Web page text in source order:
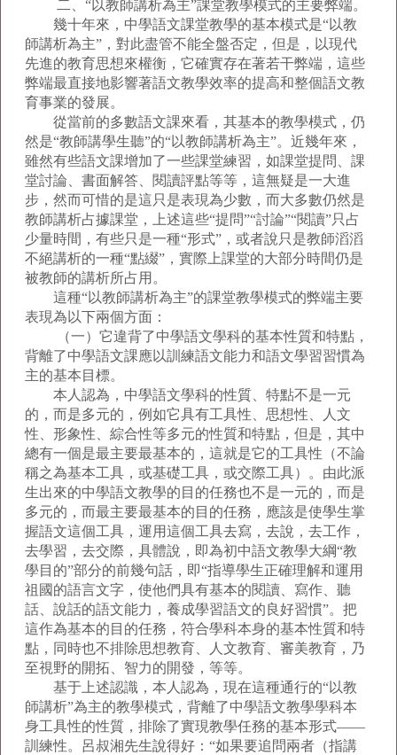
二、“以教師講析為主”課堂教學模式的主要弊端。
幾十年來，中學語文課堂教學的基本模式是“以教
師講析為主”，對此盡管不能全盤否定，但是，以現代
先進的教育思想來權衡，它確實存在著若干弊端，這些
弊端最直接地影響著語文教學效率的提高和整個語文教
育事業的發展。
從當前的多數語文課來看，其基本的教學模式，仍
然是“教師講學生聽”的“以教師講析為主”。近幾年來，
雖然有些語文課增加了一些課堂練習，如課堂提問、課
堂討論、書面解答、閱讀評點等等，這無疑是一大進
步，然而可惜的是這只是表現為少數，而大多數仍然是
教師講析占據課堂，上述這些“提問”“討論”“閱讀”只占
少量時間，有些只是一種“形式”，或者說只是教師滔滔
不絕講析的一種“點綴”，實際上課堂的大部分時間仍是
被教師的講析所占用。
這種“以教師講析為主”的課堂教學模式的弊端主要
表現為以下兩個方面：
（一）它違背了中學語文學科的基本性質和特點，
背離了中學語文課應以訓練語文能力和語文學習習慣為
主的基本目標。
本人認為，中學語文學科的性質、特點不是一元
的，而是多元的，例如它具有工具性、思想性、人文
性、形象性、綜合性等多元的性質和特點，但是，其中
總有一個是最主要最基本的，這就是它的工具性（不論
稱之為基本工具，或基礎工具，或交際工具）。由此派
生出來的中學語文教學的目的任務也不是一元的，而是
多元的，而最主要最基本的目的任務，應該是使學生掌
握語文這個工具，運用這個工具去寫，去說，去工作，
去學習，去交際，具體說，即為初中語文教學大綱“教
學目的”部分的前幾句話，即“指導學生正確理解和運用
祖國的語言文字，使他們具有基本的閱讀、寫作、聽
話、說話的語文能力，養成學習語文的良好習慣”。把
這作為基本的目的任務，符合學科本身的基本性質和特
點，同時也不排除思想教育、人文教育、審美教育，乃
至視野的開拓、智力的開發，等等。
基于上述認識，本人認為，現在這種通行的“以教
師講析”為主的教學模式，背離了中學語文教學學科本
身工具性的性質，排除了實現教學任務的基本形式——
訓練性。呂叔湘先生說得好：“如果要追問兩者（指講